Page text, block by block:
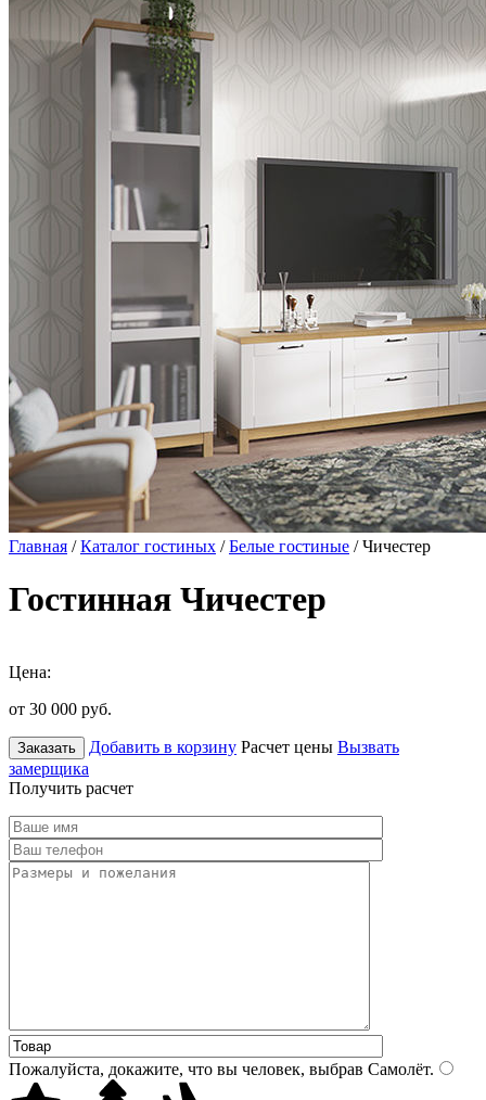
Главная /Каталог гостиных /Белые гостиные / Чичестер
Гостинная Чичестер
Цена:
от 30 000 руб.
Заказать Добавить в корзину Расчет цены Вызвать
замерщика
Получить расчет
Пожалуйста, докажите, что вы человек, выбрав Самолёт.